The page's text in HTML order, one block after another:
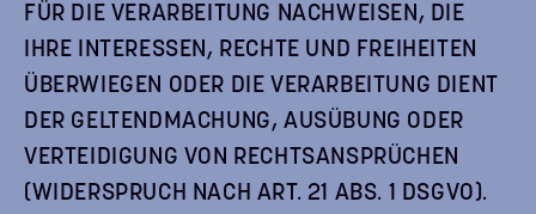
FÜR DIE VERARBEITUNG NACHWEISEN, DIE
IHRE INTERESSEN, RECHTE UND FREIHEITEN
ÜBERWIEGEN ODER DIE VERARBEITUNG DIENT
DER GELTENDMACHUNG, AUSÜBUNG ODER
VERTEIDIGUNG VON RECHTSANSPRÜCHEN
(WIDERSPRUCH NACH ART. 21 ABS. 1 DSGVO).